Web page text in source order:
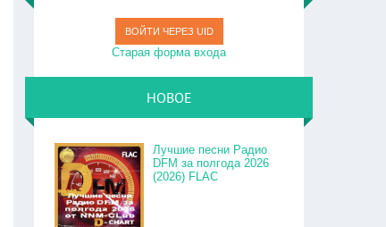
ВОЙТИ ЧЕРЕЗ UID
Старая форма входа
НОВОЕ
Лучшие песни Радио
DFM за полгода 2026
(2026) FLAC